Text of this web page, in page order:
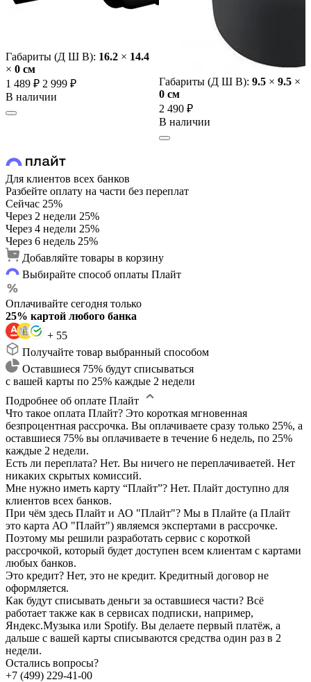
Габариты (Д Ш В): 16.2 × 14.4
× 0 cм
1 489 ₽ 2 999 ₽
В наличии
Габариты (Д Ш В): 9.5 × 9.5 ×
0 cм
2 490 ₽
В наличии
Для клиентов всех банков
Разбейте оплату на части без переплат
Сейчас 25%
Через 2 недели 25%
Через 4 недели 25%
Через 6 недель 25%
Добавляйте товары в корзину
Выбирайте способ оплаты Плайт
Оплачивайте сегодня только
25% картой любого банка
+ 55
Получайте товар выбранный способом
Оставшиеся 75% будут списываться
с вашей карты по 25% каждые 2 недели
Подробнее об оплате Плайт
Что такое оплата Плайт? Это короткая мгновенная
безпроцентная рассрочка. Вы оплачиваете сразу только 25%, а
оставшиеся 75% вы оплачиваете в течение 6 недель, по 25%
каждые 2 недели.
Есть ли переплата? Нет. Вы ничего не переплачиваетей. Нет
никаких скрытых комиссий.
Мне нужно иметь карту “Плайт”? Нет. Плайт доступно для
клиентов всех банков.
При чём здесь Плайт и АО "Плайт"? Мы в Плайте (а Плайт
это карта АО "Плайт") являемся экспертами в рассрочке.
Поэтому мы решили разработать сервис с короткой
рассрочкой, который будет доступен всем клиентам с картами
любых банков.
Это кредит? Нет, это не кредит. Кредитный договор не
оформляется.
Как будут списывать деньги за оставшиеся части? Всё
работает также как в сервисах подписки, например,
Яндекс.Музыка или Spotify. Вы делаете первый платёж, а
дальше с вашей карты списываются средства один раз в 2
недели.
Остались вопросы?
+7 (499) 229-41-00